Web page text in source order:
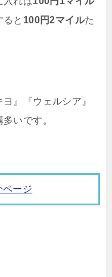
と 100円2マイルた
』『ウェルシア』
いです。
ージ